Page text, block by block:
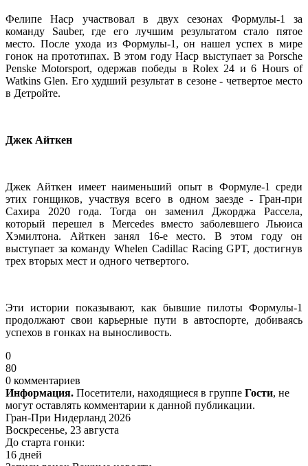
Фелипе Наср участвовал в двух сезонах Формулы-1 за
команду Sauber, где его лучшим результатом стало пятое
место. После ухода из Формулы-1, он нашел успех в мире
гонок на прототипах. В этом году Наср выступает за Porsche
Penske Motorsport, одержав победы в Rolex 24 и 6 Hours of
Watkins Glen. Его худший результат в сезоне - четвертое место
в Детройте.
Джек Айткен
Джек Айткен имеет наименьший опыт в Формуле-1 среди
этих гонщиков, участвуя всего в одном заезде - Гран-при
Сахира 2020 года. Тогда он заменил Джорджа Рассела,
который перешел в Mercedes вместо заболевшего Льюиса
Хэмилтона. Айткен занял 16-е место. В этом году он
выступает за команду Whelen Cadillac Racing GPT, достигнув
трех вторых мест и одного четвертого.
Эти истории показывают, как бывшие пилоты Формулы-1
продолжают свои карьерные пути в автоспорте, добиваясь
успехов в гонках на выносливость.
0
80
0 комментариев
Информация. Посетители, находящиеся в группе Гости, не
могут оставлять комментарии к данной публикации.
Гран-При Нидерланд 2026
Воскресенье, 23 августа
До старта гонки:
16 дней